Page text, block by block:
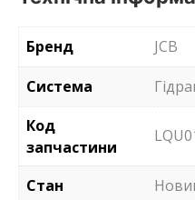
Бренд
JCB
Система
Код
запчастини
Стан